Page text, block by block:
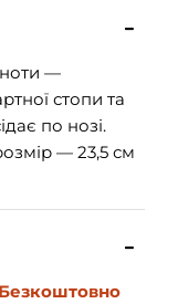
—
стопи та
по нозі.
— 23,5 см
Безкоштовно